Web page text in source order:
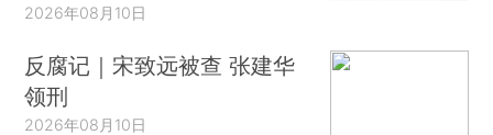
2026年08月10日
反腐记｜宋致远被查 张建华
领刑
2026年08月10日